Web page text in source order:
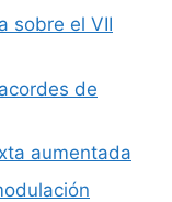
sobre el VII
de
aumentada